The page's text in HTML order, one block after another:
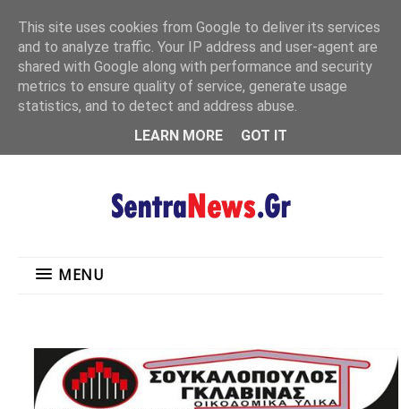
MENU
MENU
This site uses cookies from Google to deliver its services
and to analyze traffic. Your IP address and user-agent are
shared with Google along with performance and security
metrics to ensure quality of service, generate usage
statistics, and to detect and address abuse.
LEARN MORE
GOT IT